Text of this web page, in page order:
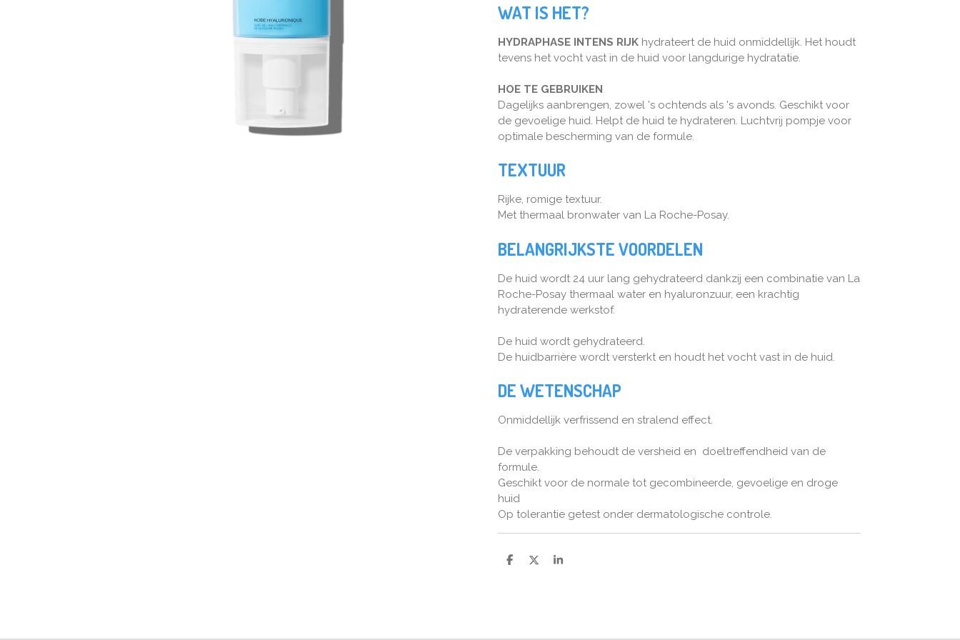
WAT IS HET?
HYDRAPHASE INTENS RIJK hydrateert de huid onmiddellijk. Het houdt
tevens het vocht vast in de huid voor langdurige hydratatie.
HOE TE GEBRUIKEN
Dagelijks aanbrengen, zowel 's ochtends als 's avonds. Geschikt voor
de gevoelige huid. Helpt de huid te hydrateren. Luchtvrij pompje voor
optimale bescherming van de formule.
TEXTUUR
Rijke, romige textuur.
Met thermaal bronwater van La Roche-Posay.
BELANGRIJKSTE VOORDELEN
De huid wordt 24 uur lang gehydrateerd dankzij een combinatie van La
Roche-Posay thermaal water en hyaluronzuur, een krachtig
hydraterende werkstof.
De huid wordt gehydrateerd.
De huidbarrière wordt versterkt en houdt het vocht vast in de huid.
DE WETENSCHAP
Onmiddellijk verfrissend en stralend effect.
De verpakking behoudt de versheid en doeltreffendheid van de
formule.
Geschikt voor de normale tot gecombineerde, gevoelige en droge
huid
Op tolerantie getest onder dermatologische controle.
D
D
S